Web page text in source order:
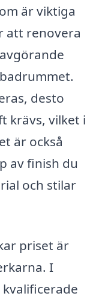
är viktiga
att renovera
desto
krävs, vilket i
är också
av finish du
och stilar
priset är
I